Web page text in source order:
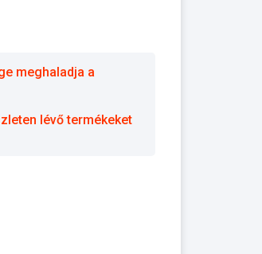
meghaladja a
lévő termékeket